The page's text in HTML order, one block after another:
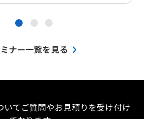
● ● ●
ナー一覧を見る
いてご質問やお見積りを受け付け